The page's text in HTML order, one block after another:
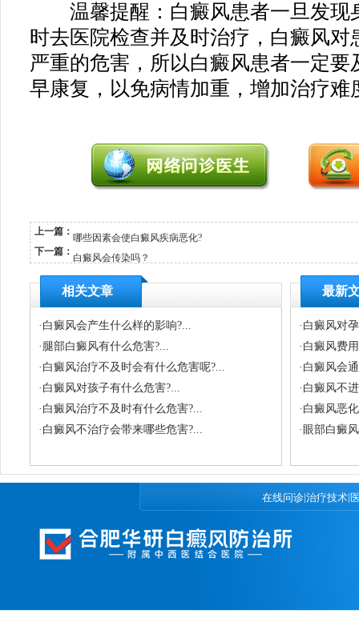
温馨提醒：白癜风患者一旦发现
时去医院检查并及时治疗，白癜风
严重的危害，所以白癜风患者一定
早康复，以免病情加重，增加治疗难
上一篇： 哪些因素会使白癜风疾病恶化?
下一篇： 白癜风会传染吗？
相关文章
· 白癜风会产生什么样的影响?...
· 腿部白癜风有什么危害?...
· 白癜风治疗不及时会有什么危害呢?...
· 白癜风对孩子有什么危害?...
· 白癜风治疗不及时有什么危害?...
· 白癜风不治疗会带来哪些危害?...
最新
· 白癜风对
· 白癜风费
· 白癜风会
· 白癜风不
· 白癜风恶
· 眼部白癜
在线问诊|治疗技术|